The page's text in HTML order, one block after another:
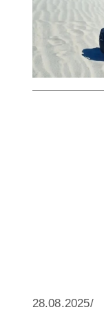
28.08.2025/